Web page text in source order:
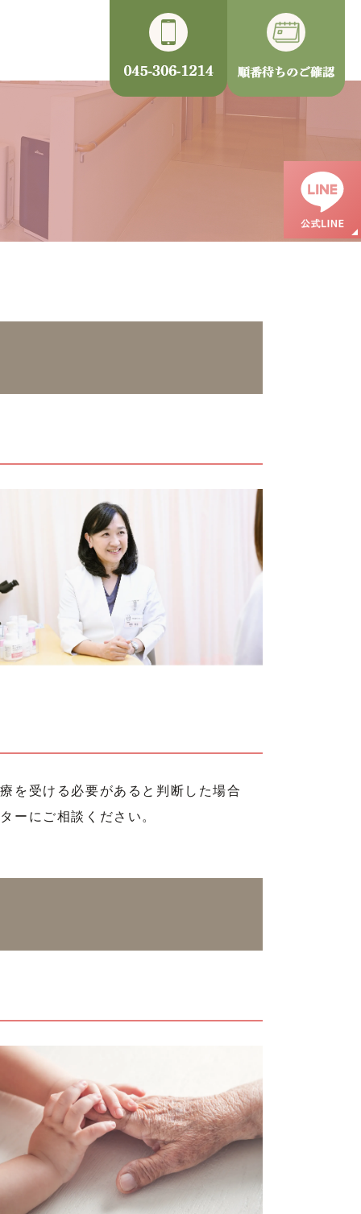
を受ける必要があると判断した場合
ーにご相談ください。